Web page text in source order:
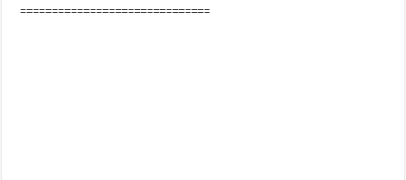
==============================